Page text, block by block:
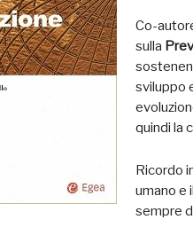
Co-
sulla
sviluppo
quindi la
Ricordo
umano e
sempre